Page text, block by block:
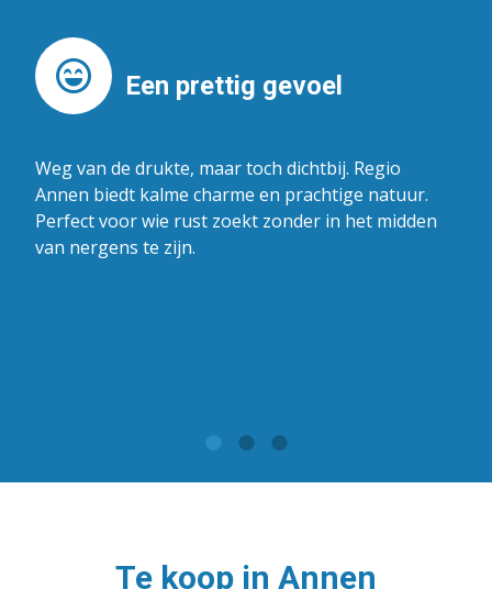
Een prettig gevoel
Weg van de drukte, maar toch dichtbij. Regio
Annen biedt kalme charme en prachtige natuur.
Perfect voor wie rust zoekt zonder in het midden
van nergens te zijn.
Te koop in Annen